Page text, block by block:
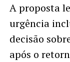
A proposta
urgência
decisão
após o